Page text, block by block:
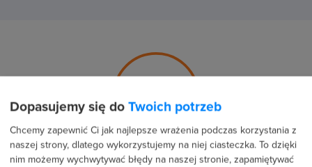
5.0
Średnia ocena uczestników
Dopasujemy się do Twoich potrzeb
Chcemy zapewnić Ci jak najlepsze wrażenia podczas korzystania z
naszej strony, dlatego wykorzystujemy na niej ciasteczka. To dzięki
nim możemy wychwytywać błędy na naszej stronie, zapamiętywać